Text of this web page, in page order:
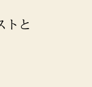
トと